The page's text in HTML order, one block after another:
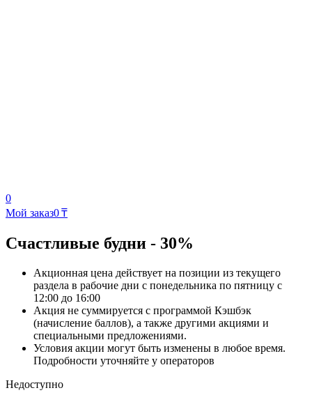
0
Мой заказ0 ₸
Счастливые будни - 30%
Акционная цена действует на позиции из текущего
раздела в рабочие дни с понедельника по пятницу с
12:00 до 16:00
Акция не суммируется с программой Кэшбэк
(начисление баллов), а также другими акциями и
специальными предложениями.
Условия акции могут быть изменены в любое время.
Подробности уточняйте у операторов
Недоступно